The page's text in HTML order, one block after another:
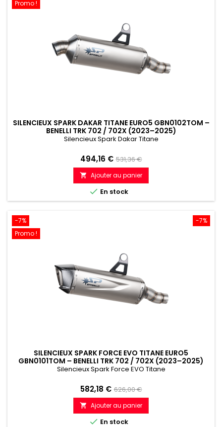
Promo !
SILENCIEUX SPARK DAKAR TITANE EURO5 GBN0102TOM –
BENELLI TRK 702 / 702X (2023–2025)
Silencieux Spark Dakar Titane
Prix
494,16 € Prix
de
référence
531,36 €
 Ajouter au panier
 En stock
-7%
-7%
Promo !
SILENCIEUX SPARK FORCE EVO TITANE EURO5
GBN0101TOM – BENELLI TRK 702 / 702X (2023–2025)
Silencieux Spark Force EVO Titane
Prix
582,18 € Prix
de
référence
626,00 €
 Ajouter au panier
 En stock